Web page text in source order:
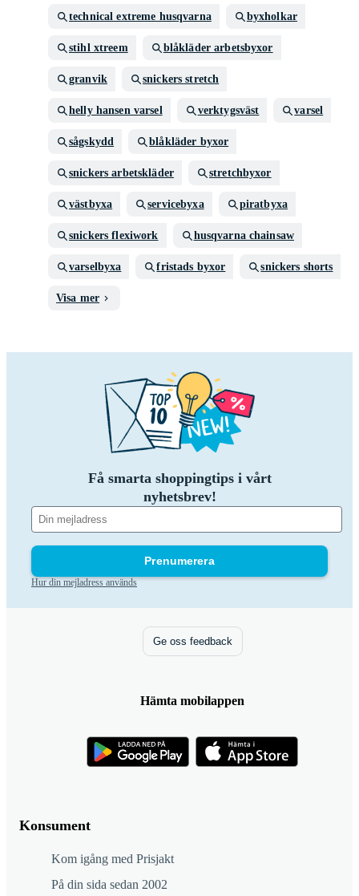
technical extreme husqvarna byxholkar
stihl xtreem blåkläder arbetsbyxor
granvik snickers stretch
helly hansen varsel verktygsväst varsel
sågskydd blåkläder byxor
snickers arbetskläder stretchbyxor
västbyxa servicebyxa piratbyxa
snickers flexiwork husqvarna chainsaw
varselbyxa fristads byxor snickers shorts
Visa mer
Få smarta shoppingtips i vårt
nyhetsbrev!
Prenumerera
Hur din mejladress används
Konsument
Kom igång med Prisjakt
På din sida sedan 2002
Ge oss feedback
Hämta mobilappen